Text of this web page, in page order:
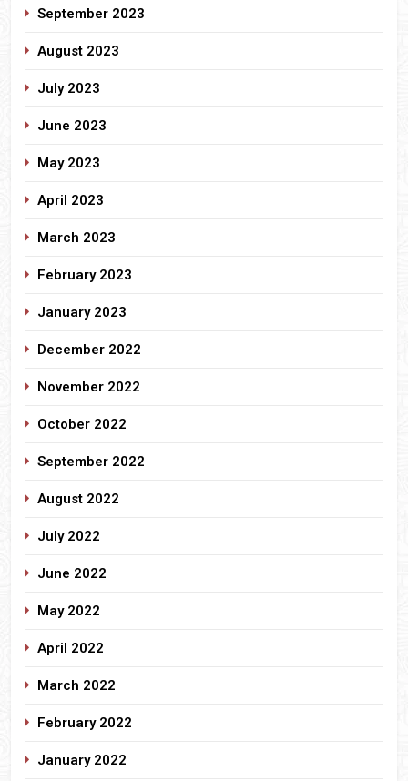
September 2023
August 2023
July 2023
June 2023
May 2023
April 2023
March 2023
February 2023
January 2023
December 2022
November 2022
October 2022
September 2022
August 2022
July 2022
June 2022
May 2022
April 2022
March 2022
February 2022
January 2022